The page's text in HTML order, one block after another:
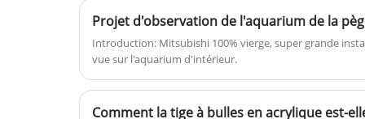
pour la publicité et de nombreux
autres domaines.
utilisé dans la décoration
architecturale, les lampes, les
etc. Bienvenue pour acheter une tige
en acrylique chez nous.
Projet d'observation de l'aquarium de la
Introduction: Mitsubishi 100% vierge, super grande
vue sur l'aquarium d'intérieur.
Comment la tige à bulles en acrylique est-